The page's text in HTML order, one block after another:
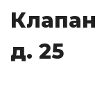
д. 25